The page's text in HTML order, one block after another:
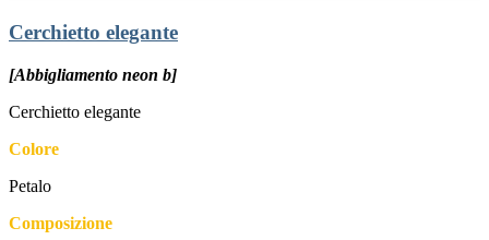
Cerchietto elegante
[Abbigliamento neon b]
Cerchietto elegante
Colore
Petalo
Composizione